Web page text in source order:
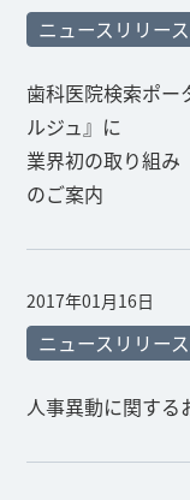
ニュースリリース
歯科医院検索ポー
ルジュ』に
業界初の取り組み
のご案内
2017年01月16日
ニュースリリース
人事異動に関する